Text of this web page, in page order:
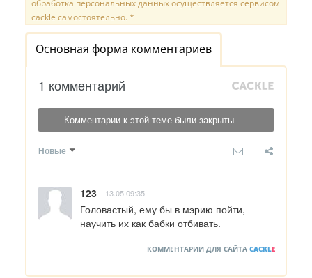
обработка персональных данных осуществляется сервисом
cackle самостоятельно. *
Основная форма комментариев
1 комментарий
Комментарии к этой теме были закрыты
Новые
123 13.05 09:35
Головастый, ему бы в мэрию пойти,
научить их как бабки отбивать.
КОММЕНТАРИИ ДЛЯ САЙТА CACKLE